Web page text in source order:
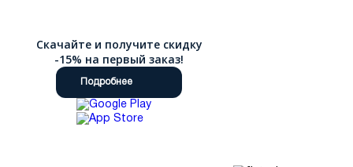
Скачайте и получите скидку
-15% на первый заказ!
Подробнее